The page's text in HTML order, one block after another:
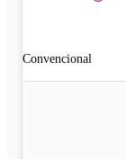
Convencional